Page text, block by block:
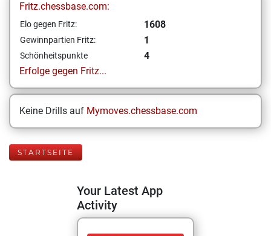
Fritz.chessbase.com:
Elo gegen Fritz: 1608
Gewinnpartien Fritz: 1
Schönheitspunkte
4
Erfolge gegen Fritz...
Keine Drills auf Mymoves.chessbase.com
STARTSEITE
Your Latest App
Activity